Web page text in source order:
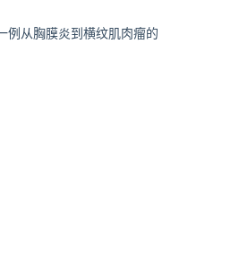
例从胸膜炎到横纹肌肉瘤的